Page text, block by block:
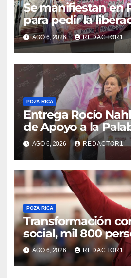
Se manifiestan en
para pedir la
Danna Yanina y el
esclarecimiento
Dafne
AGO 6, 2026 REDACTOR1
POZA RICA
Entrega Rocío
de Apoyo a la
AGO 6, 2026 REDACTOR1
POZA RICA
Transformación
social, mil 800
siete municipios
Apoyo a la
Nahle
AGO 6, 2026 REDACTOR1